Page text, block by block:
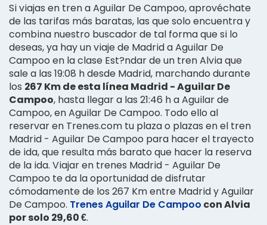
Si viajas en tren a Aguilar De Campoo, aprovéchate
de las tarifas más baratas, las que solo encuentra y
combina nuestro buscador de tal forma que si lo
deseas, ya hay un viaje de Madrid a Aguilar De
Campoo en la clase Est?ndar de un tren Alvia que
sale a las 19:08 h desde Madrid, marchando durante
los 267 Km de esta línea Madrid - Aguilar De
Campoo, hasta llegar a las 21:46 h a Aguilar de
Campoo, en Aguilar De Campoo. Todo ello al
reservar en Trenes.com tu plaza o plazas en el tren
Madrid - Aguilar De Campoo para hacer el trayecto
de ida, que resulta más barato que hacer la reserva
de la ida. Viajar en trenes Madrid - Aguilar De
Campoo te da la oportunidad de disfrutar
cómodamente de los 267 Km entre Madrid y Aguilar
De Campoo. Trenes Aguilar De Campoo con Alvia
por solo 29,60 €.